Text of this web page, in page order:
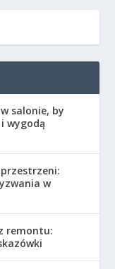
salonie, by
wygodą
w
remontu: